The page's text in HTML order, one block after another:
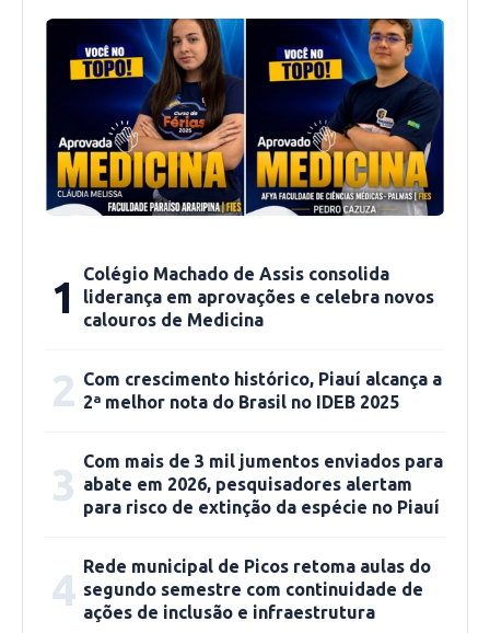
Secretaria de Educação.
apresentar a metodologia do Selo Unicef, que
assumidos pelos municípios, além de incentivar
a criação e/ou fortalecimento de espaços de
participação – como os Núcleos de Cidadania
comunitários.
1
Colégio Machado de Assis consolida
liderança em aprovações e celebra novos
calouros de Medicina
2 Com crescimento histórico, Piauí alcança a
2ª melhor nota do Brasil no IDEB 2025
3 Com mais de 3 mil jumentos enviados para
abate em 2026, pesquisadores alertam
para risco de extinção da espécie no Piauí
4 Rede municipal de Picos retoma aulas do
segundo semestre com continuidade de
ações de inclusão e infraestrutura